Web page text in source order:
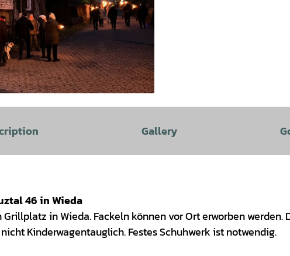
Gallery
46 in Wieda
in Wieda. Fackeln können vor Ort erworben werden.
Kinderwagentauglich. Festes Schuhwerk ist notwendig.